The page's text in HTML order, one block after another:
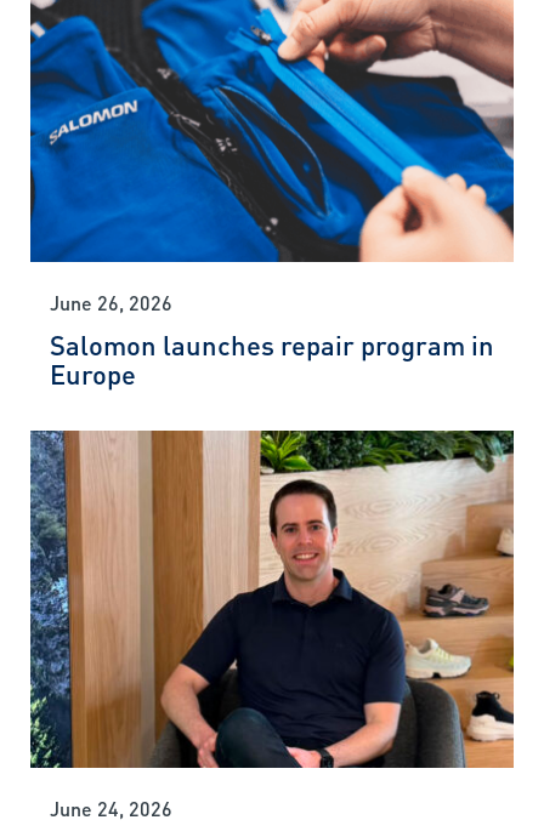
June 26, 2026
Salomon launches repair program in
Europe
June 24, 2026